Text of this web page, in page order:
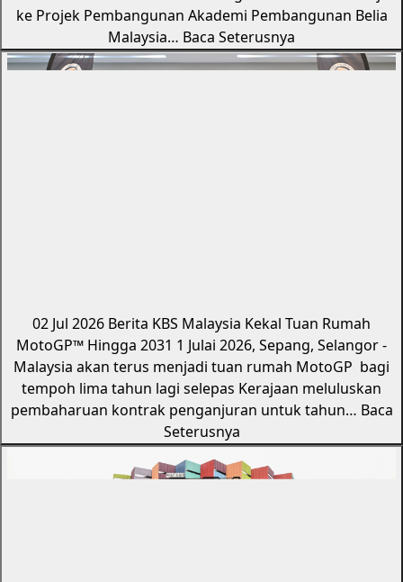
ke Projek Pembangunan Akademi Pembangunan Belia
Malaysia… Baca Seterusnya
02 Jul 2026 Berita KBS Malaysia Kekal Tuan Rumah
MotoGP™️ Hingga 2031 1 Julai 2026, Sepang, Selangor -
Malaysia akan terus menjadi tuan rumah MotoGP bagi
tempoh lima tahun lagi selepas Kerajaan meluluskan
pembaharuan kontrak penganjuran untuk tahun… Baca
Seterusnya